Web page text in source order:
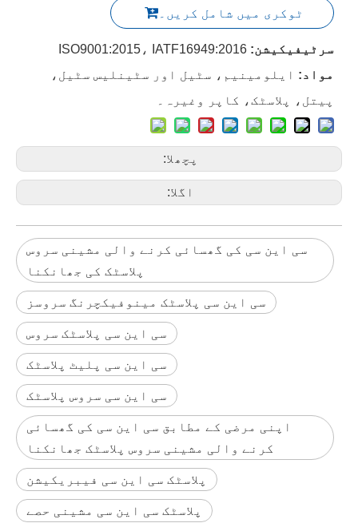
ٹوکری میں شامل کریں۔
سرٹیفیکیشن: ISO9001:2015، IATF16949:2016
مواد: ایلومینیم، سٹیل اور سٹینلیس سٹیل،
پیتل، پلاسٹک، کاپر وغیرہ۔
پچھلا:
اگلا:
سی این سی کی گھسائی کرنے والی مشینی سروس
پلاسٹک کی جھانکنا
سی این سی پلاسٹک مینوفیکچرنگ سروسز
سی این سی پلاسٹک سروس
سی این سی پلیٹ پلاسٹک
سی این سی سروس پلاسٹک
اپنی مرضی کے مطابق سی این سی کی گھسائی
کرنے والی مشینی سروس پلاسٹک جھانکنا
پلاسٹک سی این سی فیبریکیشن
پلاسٹک سی این سی مشینی حصے